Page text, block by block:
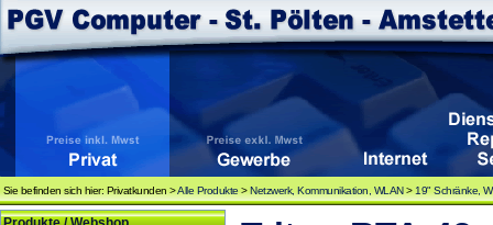
Sie befinden sich hier: Privatkunden >Alle Produkte >Netzwerk, Kommunikation, WLAN> 19" Schränke,